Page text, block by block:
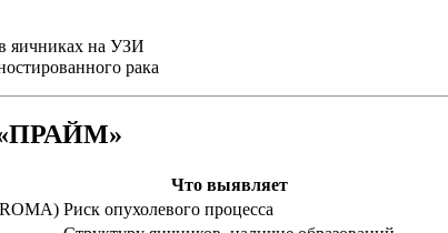
яичниках на УЗИ
рака
«ПРАЙМ»
Что выявляет
Риск опухолевого процесса